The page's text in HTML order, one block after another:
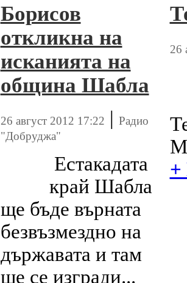
Борисов
откликна на
исканията на
община Шабла
26 август 2012 17:22 | Радио
"Добруджа"
Естакадата
край Шабла
ще бъде върната
безвъзмездно на
държавата и там
ще се изгради...
26
+